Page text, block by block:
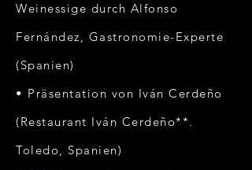
Weinessige durch Alfonso
Fernández, Gastronomie-Experte
(Spanien)
• Präsentation von Iván Cerdeño
(Restaurant Iván Cerdeño**.
Toledo, Spanien)